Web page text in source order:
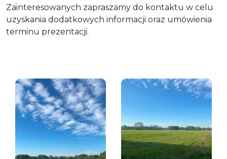
Zainteresowanych zapraszamy do kontaktu w celu
uzyskania dodatkowych informacji oraz umówienia
terminu prezentacji.